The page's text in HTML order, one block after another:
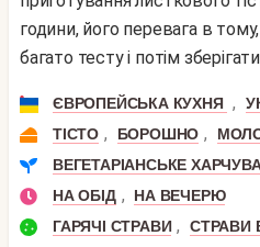
години, його перевага в
багато тесту і потім
ЄВРОПЕЙСЬКА КУХНЯ ,
ТІСТО , БОРОШНО ,
ВЕГЕТАРІАНСЬКЕ
НА ОБІД ,
НА ВЕЧЕРЮ
ГАРЯЧІ СТРАВИ , СТРАВИ